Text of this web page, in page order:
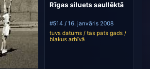
Rīgas siluets saullēktā
#514 / 16. janvāris 2008
tuvs datums / tas pats gads /
blakus arhīvā